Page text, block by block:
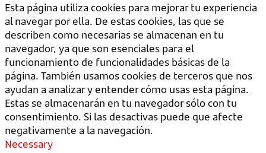
Esta página utiliza cookies para mejorar tu experiencia
al navegar por ella. De estas cookies, las que se
describen como necesarias se almacenan en tu
navegador, ya que son esenciales para el
funcionamiento de funcionalidades básicas de la
página. También usamos cookies de terceros que nos
ayudan a analizar y entender cómo usas esta página.
Estas se almacenarán en tu navegador sólo con tu
consentimiento. Si las desactivas puede que afecte
negativamente a la navegación.
Necessary